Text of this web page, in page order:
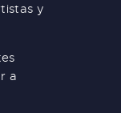
y
a